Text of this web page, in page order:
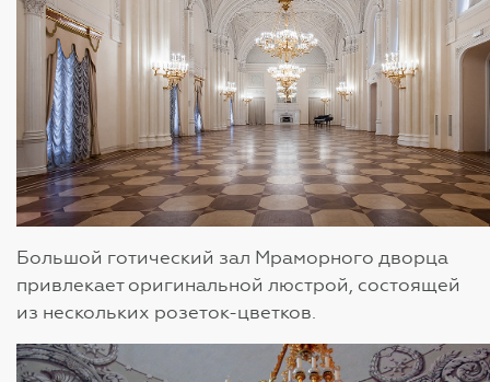
Большой готический зал Мраморного дворца
привлекает оригинальной люстрой, состоящей
из нескольких розеток-цветков.